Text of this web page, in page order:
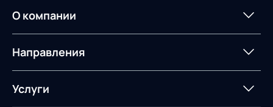
О компании
О компании
ИТ-аккредитация
Импортозамещение
Направления
Управление цепями
поставок
Услуги